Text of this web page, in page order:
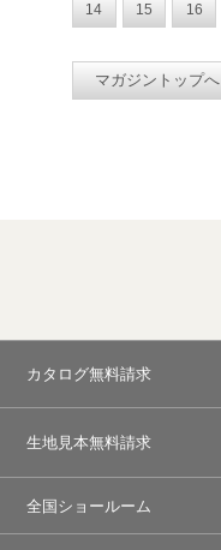
14 15 16
マガジントップへ
カタログ無料請求
生地見本無料請求
全国ショールーム